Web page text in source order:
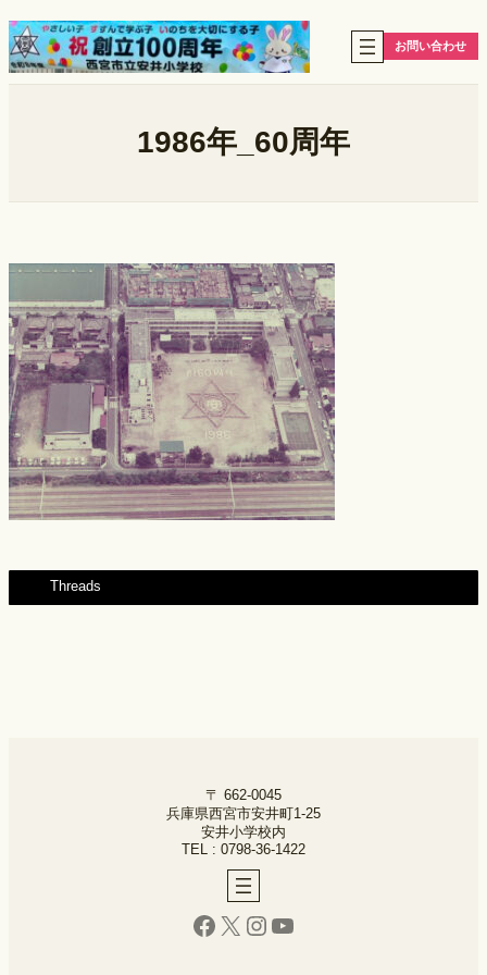
内
容
を
お問い合わせ
1986年_60周年
Threads
〒 662-0045
兵庫県西宮市安井町1-25
安井小学校内
TEL : 0798-36-1422
Facebook
X Instagram
YouTube